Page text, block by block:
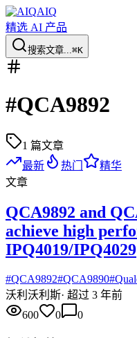
AIQ
精选 AI 产品
搜索文章...⌘K
#QCA9892
1 篇文章
最新
热门
精华
文章
QCA9892 and
achieve high
IPQ4019/IPQ4029
#QCA9892#QCA9890#
沃利 沃利斯· 超过 3 年前
600
0 0